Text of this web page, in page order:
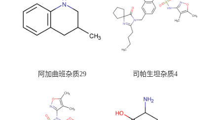
阿加曲班杂质29 司帕生坦杂质4